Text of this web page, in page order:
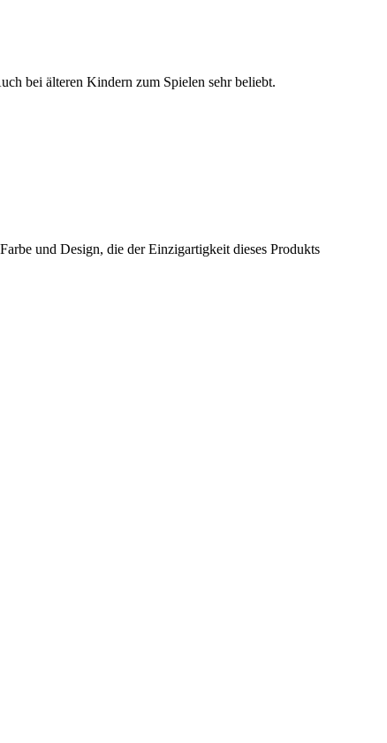
bei älteren Kindern zum Spielen sehr beliebt.
und Design, die der Einzigartigkeit dieses Produkts